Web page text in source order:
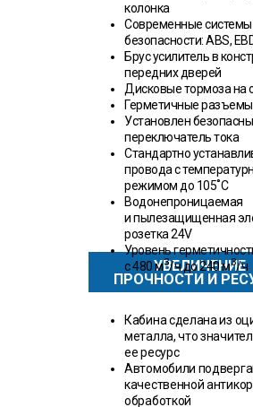
УВЕЛИЧЕНИЕ
ПРОЧНОСТИ И
колонка
Современные системы
безопасности: ABS,
Брус усилитель в
передних дверей
Дисковые тормоза на
Герметичные разъемы
Установлен
переключатель тока
Стандартно
провода с
режимом до 105˚С
Водонепроницаемая
и пылезащищенная
розетка 24V
Уровень
с 480 м3/ч до 240 м3/ч
Кабина сделана из
металла, что
ее ресурс
Автомобили
качественной
обработкой